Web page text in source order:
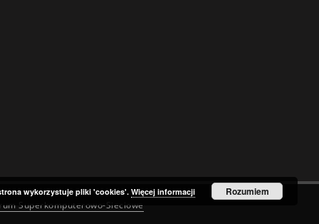
Superkomputerowo-Sieciowe
wykorzystuje pliki 'cookies'.Więcej informacji Rozumiem